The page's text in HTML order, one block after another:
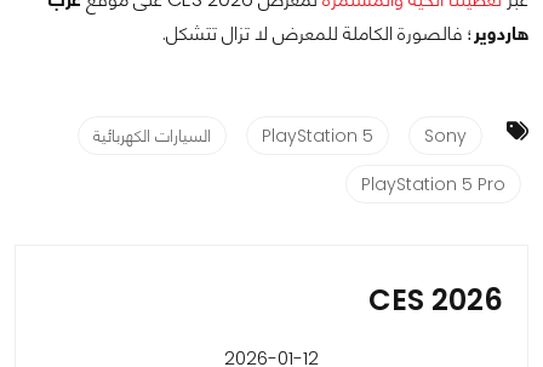
هاردوير؛ فالصورة الكاملة للمعرض لا تزال تتشكل.
Sony
PlayStation 5
السيارات الكهربائية
PlayStation 5 Pro
CES 2026
2026-01-12